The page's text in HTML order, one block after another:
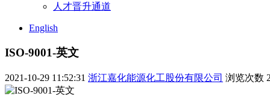
人才晋升通道
English
ISO-9001-英文
2021-10-29 11:52:31 浙江嘉化能源化工股份有限公司 浏览次数